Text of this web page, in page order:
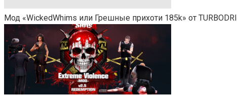
Мод «WickedWhims или Грешные прихоти 185k» от